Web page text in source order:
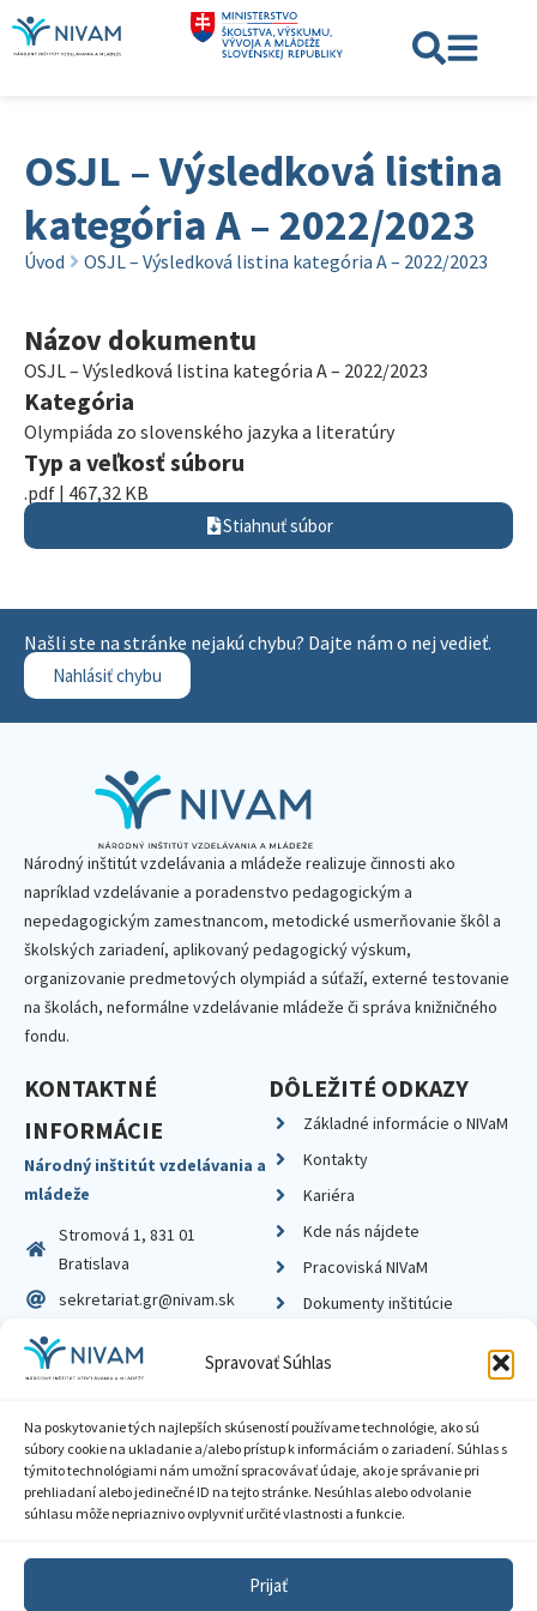
Spravovať Súhlas
Na poskytovanie tých najlepších skúseností používame technológie, ako sú
súbory cookie na ukladanie a/alebo prístup k informáciám o zariadení. Súhlas s
týmito technológiami nám umožní spracovávať údaje, ako je správanie pri
prehliadaní alebo jedinečné ID na tejto stránke. Nesúhlas alebo odvolanie
súhlasu môže nepriaznivo ovplyvniť určité vlastnosti a funkcie.
Prijať
OSJL – Výsledková listina
kategória A – 2022/2023
Úvod OSJL – Výsledková listina kategória A – 2022/2023
Názov dokumentu
OSJL – Výsledková listina kategória A – 2022/2023
Kategória
Olympiáda zo slovenského jazyka a literatúry
Typ a veľkosť súboru
.pdf | 467,32 KB
Stiahnuť súbor
Našli ste na stránke nejakú chybu? Dajte nám o nej vedieť.
Nahlásiť chybu
Národný inštitút vzdelávania a mládeže realizuje činnosti ako
napríklad vzdelávanie a poradenstvo pedagogickým a
nepedagogickým zamestnancom, metodické usmerňovanie škôl a
školských zariadení, aplikovaný pedagogický výskum,
organizovanie predmetových olympiád a súťaží, externé testovanie
na školách, neformálne vzdelávanie mládeže či správa knižničného
fondu.
KONTAKTNÉ
INFORMÁCIE
Národný inštitút vzdelávania a
mládeže
Stromová 1, 831 01
Bratislava
sekretariat.gr@nivam.sk
IČO: 00164348
DIČ: 2020798714
DÔLEŽITÉ ODKAZY
Základné informácie o NIVaM
Kontakty
Kariéra
Kde nás nájdete
Pracoviská NIVaM
Dokumenty inštitúcie
Zásady ochrany súkromia
Sprístupnenie informácií